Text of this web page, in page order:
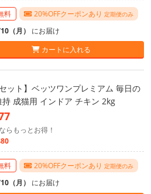
料 20%OFFクーポンあり 定期便のみ
（月） にお届け
カートに入れる
セット】ベッツワンプレミアム 毎日の
持 成猫用 インドア チキン 2kg
らもっとお得！
料 20%OFFクーポンあり 定期便のみ
（月） にお届け